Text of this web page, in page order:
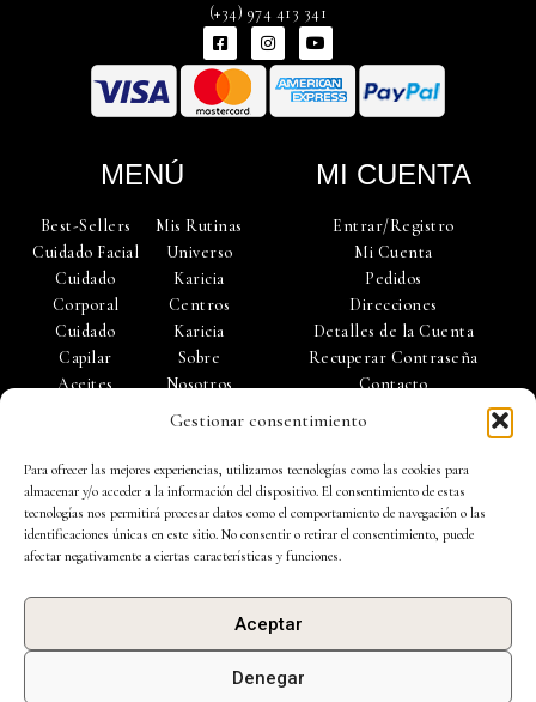
Gestionar consentimiento
Para ofrecer las mejores experiencias, utilizamos tecnologías como las cookies para
almacenar y/o acceder a la información del dispositivo. El consentimiento de estas
tecnologías nos permitirá procesar datos como el comportamiento de navegación o las
identificaciones únicas en este sitio. No consentir o retirar el consentimiento, puede
afectar negativamente a ciertas características y funciones.
Aceptar
Denegar
(+34) 974 413 341
F
a
c
e
b
o
a
r
I
n
s
g
Y
o
u
t
u
b
MENÚ
Best-Sellers
Cuidado Facial
Cuidado
Corporal
Cuidado
Capilar
Aceites
Mis Rutinas
Universo
Karicia
Centros
Karicia
Sobre
Nosotros
Trabaja con
MI CUENTA
Entrar/Registro
Mi Cuenta
Pedidos
Direcciones
Detalles de la Cuenta
Recuperar Contraseña
Contacto
Política de Cookies
Preguntas Frecuentes